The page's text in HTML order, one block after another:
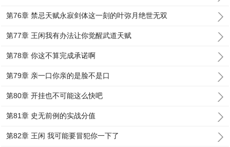
第76章 禁忌天赋永寂剑体这一刻的叶弥月绝世无双
第77章 王闲我有办法让你觉醒武道天赋
第78章 你这不算完成承诺啊
第79章 亲一口你亲的是脸不是口
第80章 开挂也不可能这么快吧
第81章 史无前例的实战分值
第82章 王闲 我可能要冒犯你一下了